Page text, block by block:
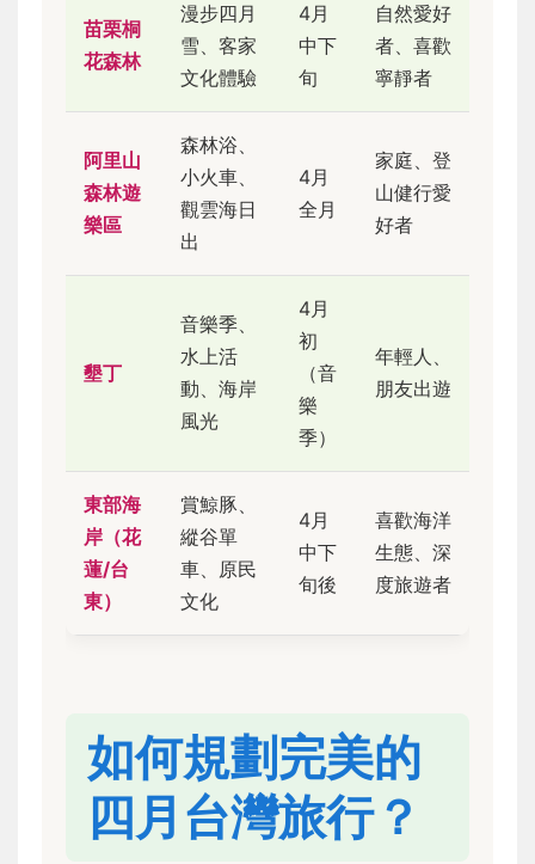
苗栗桐
花森林
漫步四月
雪、客家
文化體驗
4月
中下
旬
自然愛好
者、喜歡
寧靜者
阿里山
森林遊
樂區
森林浴、
小火車、
觀雲海日
出
4月
全月
家庭、登
山健行愛
好者
墾丁
音樂季、
水上活
動、海岸
風光
4月
初
（音
樂
季）
年輕人、
朋友出遊
東部海
岸（花
蓮/台
東）
賞鯨豚、
縱谷單
車、原民
文化
4月
中下
旬後
喜歡海洋
生態、深
度旅遊者
如何規劃完美的
四月台灣旅行？